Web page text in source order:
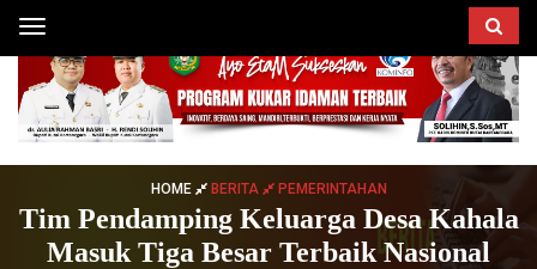
Toggle
navigation
HOME BERITA PEMERINTAHAN
Tim Pendamping Keluarga Desa Kahala
Masuk Tiga Besar Terbaik Nasional